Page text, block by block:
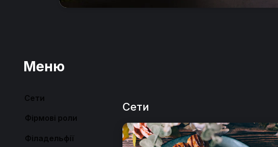
Меню
Сети
Фірмові роли
Філадельфії
Сети